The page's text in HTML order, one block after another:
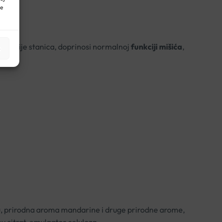
stanica, doprinosi normalnoj funkciji mišića,
prirodna aroma mandarine i druge prirodne arome,